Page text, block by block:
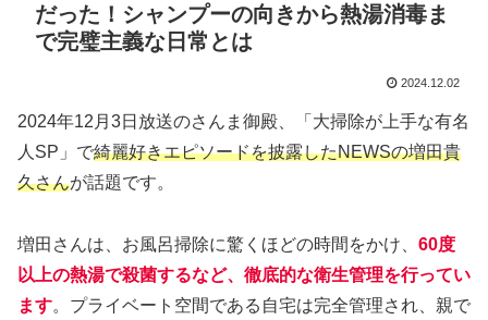
だった！シャンプーの向きから熱湯消毒ま
で完璧主義な日常とは
2024.12.02
2024年12月3日放送のさんま御殿、「大掃除が上手な有名
人SP」で綺麗好きエピソードを披露したNEWSの増田貴
久さんが話題です。
増田さんは、お風呂掃除に驚くほどの時間をかけ、 60度
以上の熱湯で殺菌するなど、徹底的な衛生管理を行ってい
ます。プライベート空間である自宅は完全管理され、親で